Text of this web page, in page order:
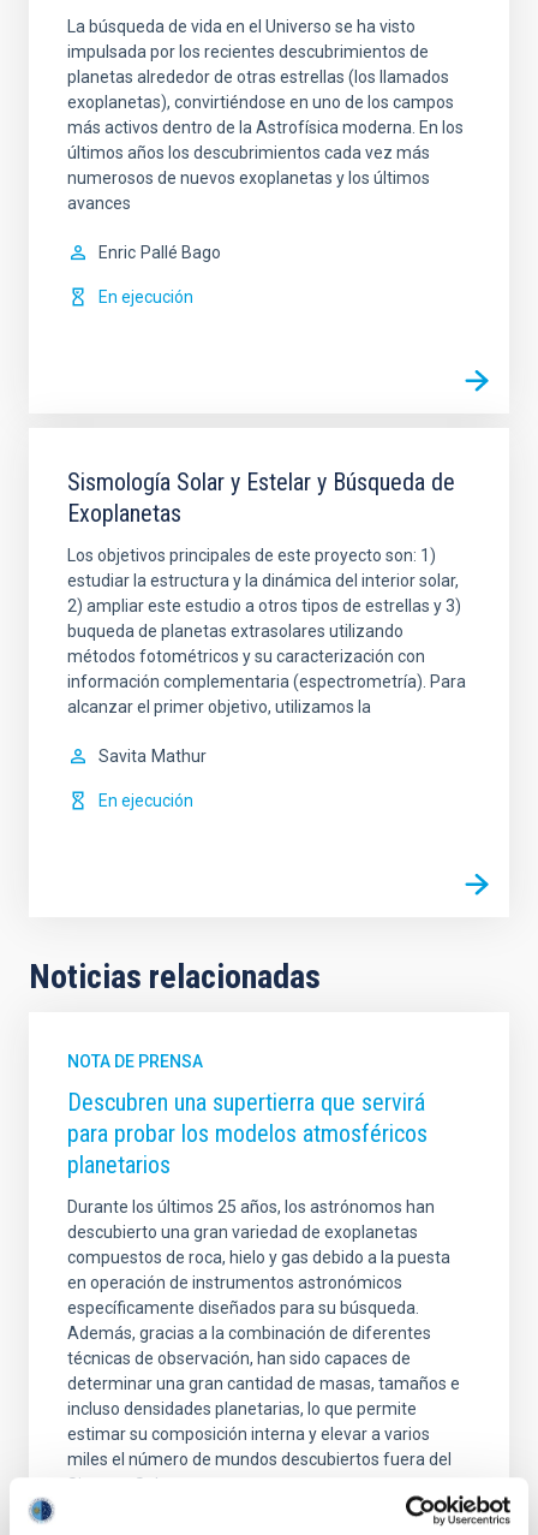
La búsqueda de vida en el Universo se ha visto
impulsada por los recientes descubrimientos de
planetas alrededor de otras estrellas (los llamados
exoplanetas), convirtiéndose en uno de los campos
más activos dentro de la Astrofísica moderna. En los
últimos años los descubrimientos cada vez más
numerosos de nuevos exoplanetas y los últimos
avances
Enric Pallé Bago
En ejecución
Sismología Solar y Estelar y Búsqueda de
Exoplanetas
Los objetivos principales de este proyecto son: 1)
estudiar la estructura y la dinámica del interior solar,
2) ampliar este estudio a otros tipos de estrellas y 3)
buqueda de planetas extrasolares utilizando
métodos fotométricos y su caracterización con
información complementaria (espectrometría). Para
alcanzar el primer objetivo, utilizamos la
Savita Mathur
En ejecución
Noticias relacionadas
NOTA DE PRENSA
Descubren una supertierra que servirá
para probar los modelos atmosféricos
planetarios
Durante los últimos 25 años, los astrónomos han
descubierto una gran variedad de exoplanetas
compuestos de roca, hielo y gas debido a la puesta
en operación de instrumentos astronómicos
específicamente diseñados para su búsqueda.
Además, gracias a la combinación de diferentes
técnicas de observación, han sido capaces de
determinar una gran cantidad de masas, tamaños e
incluso densidades planetarias, lo que permite
estimar su composición interna y elevar a varios
miles el número de mundos descubiertos fuera del
Sistema Solar.